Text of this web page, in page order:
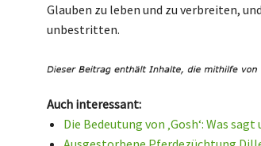
Glauben zu leben und zu verbreiten,
unbestritten.
Auch interessant:
Die Bedeutung von ‚Gosh‘: Was